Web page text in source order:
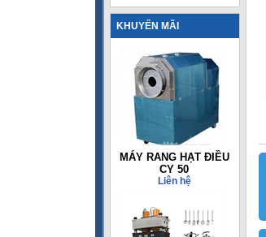
KHUYẾN MÃI
MÁY RANG HẠT ĐIỀU
CY 50
Liên hệ